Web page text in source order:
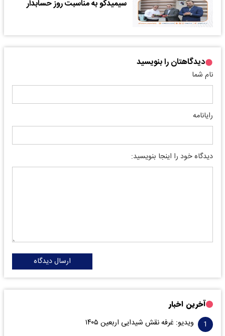
سیمیدکو به مناسبت روز حسابدار
دیدگاهتان را بنویسید
نام شما
رایانامه
دیدگاه خود را اینجا بنویسید:
ارسال دیدگاه
آخرین اخبار
ویدیو: غرفه نقش شیدایی اربعین ۱۴۰۵